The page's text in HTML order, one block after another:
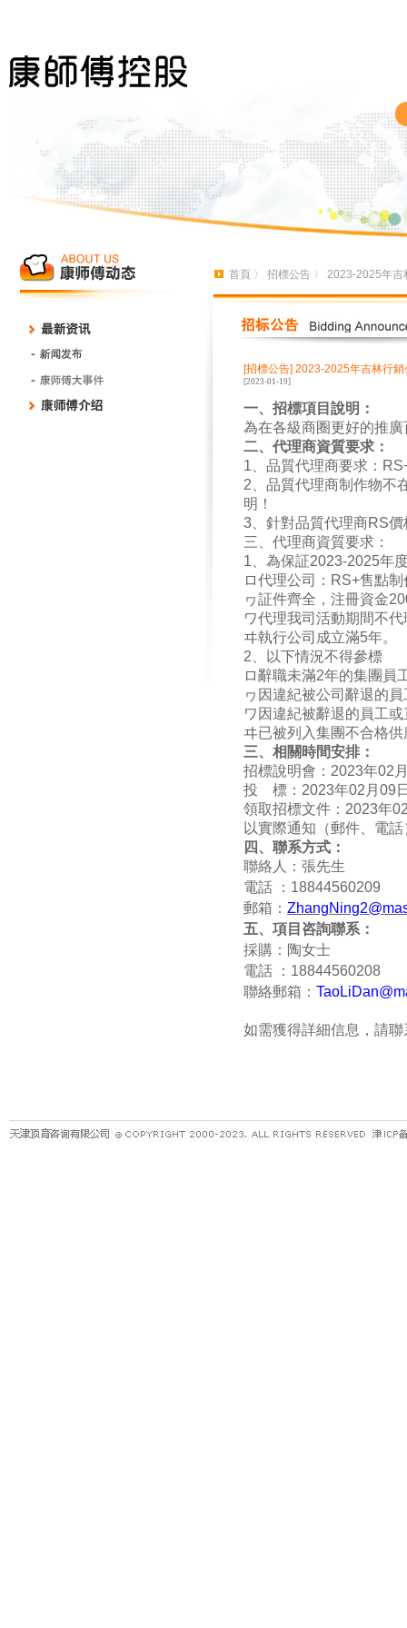
首頁 〉 招標公告 〉 2023-2025年
[招標公告] 2023-2025年吉林行
[2023-01-19]
一、招標項目說明：
為在各級商圈更好的推
二、代理商資質要求：
1 、品質代理商要求：
2 、品質代理商制作物
明！
3 、針對品質代理商RS價
三、代理商資質要求：
1 、為保証2023-2025年
ロ代理公司： RS+售點制
ヮ証件齊全，注冊資金
ワ代理我司活動期間不
ヰ執行公司成立滿5年。
2 、以下情況不得參標
ロ辭職未滿2年的集團員
ヮ 因違紀被公司辭退的
ワ 因違紀被辭退的員工
ヰ已被列入集團不合格
三、相關時間安排：
招標說明會： 2023年02
投
標： 2023年02 月 09
領取招標文件： 2023年
以實際通知（郵件、電
四、聯系方式：
聯絡人：張先生
電話 ： 18844560209
郵箱：
五、項目咨詢聯系：
採購：陶女士
電話 ： 18844560208
聯絡郵箱：
如需獲得詳細信息，請聯